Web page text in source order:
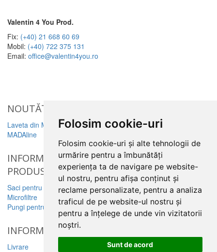
Folosim cookie-uri
Folosim cookie-uri și alte tehnologii de
urmărire pentru a îmbunătăți
experiența ta de navigare pe website-
ul nostru, pentru afișa conținut și
reclame personalizate, pentru a analiza
traficul de pe website-ul nostru și
pentru a înțelege de unde vin vizitatorii
noștri.
Sunt de acord
Valentin 4 You Prod.
Fix: (+40) 21 668 60 69
Mobil: (+40) 722 375 131
Email: office@valentin4you.ro
NOUTĂȚi
Laveta din Microfibră
MADAline
INFORMATII
PRODUSE
Saci pentru aspirator
Microfiltre
Pungi pentru colectare praf
INFORMATII UTILE
Livrare